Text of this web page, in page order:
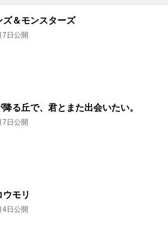
ズ＆モンスターズ
日公開
降る丘で、君とまた出会いたい。
日公開
ウモリ
日公開